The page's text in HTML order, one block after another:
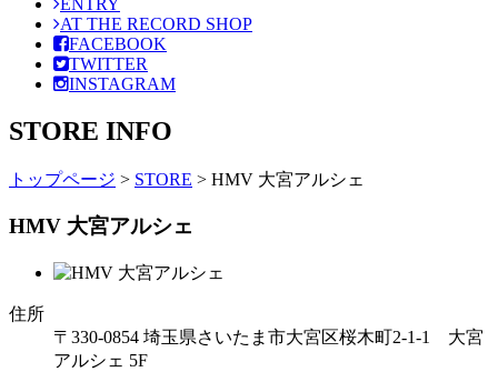
AT THE RECORD SHOP
FACEBOOK
TWITTER
INSTAGRAM
STORE INFO
トップページ > STORE > HMV 大宮アルシェ
HMV 大宮アルシェ
住所
〒330-0854 埼玉県さいたま市大宮区桜木町2-1-1 大宮
アルシェ 5F